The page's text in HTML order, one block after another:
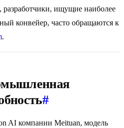
разработчики, ищущие наиболее
конвейер, часто обращаются к
.
#
AI компании Meituan, модель